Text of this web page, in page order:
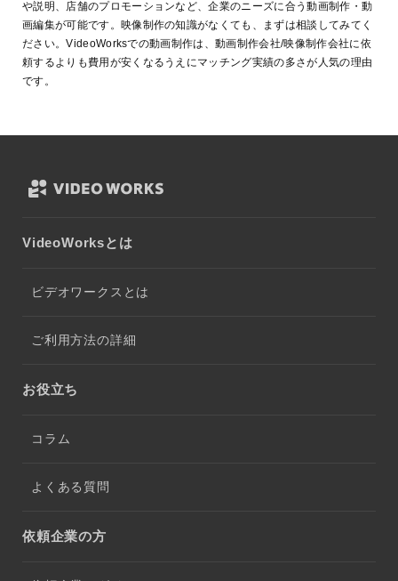
や説明、店舗のプロモーションなど、企業のニーズに合う動画制作・動
画編集が可能です。映像制作の知識がなくても、まずは相談してみてく
ださい。VideoWorksでの動画制作は、動画制作会社/映像制作会社に依
頼するよりも費用が安くなるうえにマッチング実績の多さが人気の理由
です。
VideoWorksとは
ビデオワークスとは
ご利用方法の詳細
お役立ち
コラム
よくある質問
依頼企業の方